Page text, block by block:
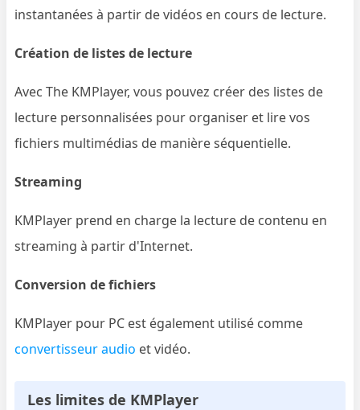
instantanées à partir de vidéos en cours de lecture.
Création de listes de lecture
Avec The KMPlayer, vous pouvez créer des listes de
lecture personnalisées pour organiser et lire vos
fichiers multimédias de manière séquentielle.
Streaming
KMPlayer prend en charge la lecture de contenu en
streaming à partir d'Internet.
Conversion de fichiers
KMPlayer pour PC est également utilisé comme
convertisseur audio et vidéo.
Les limites de KMPlayer